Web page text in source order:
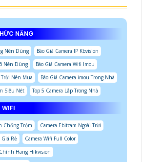
NĂNG
Nên Dùng
Báo Giá Camera IP Kbvision
Nên Dùng
Báo Giá Camera Wifi Imou
Trời Nên Mua
Báo Giá Camera imou Trong Nhà
Siêu Nét
Top 5 Camera Lắp Trong Nhà
WIFI
Chống Trộm
Camera Ebitcam Ngoài Trời
Rẻ
Camera Wifi Full Color
Hãng Hikvision